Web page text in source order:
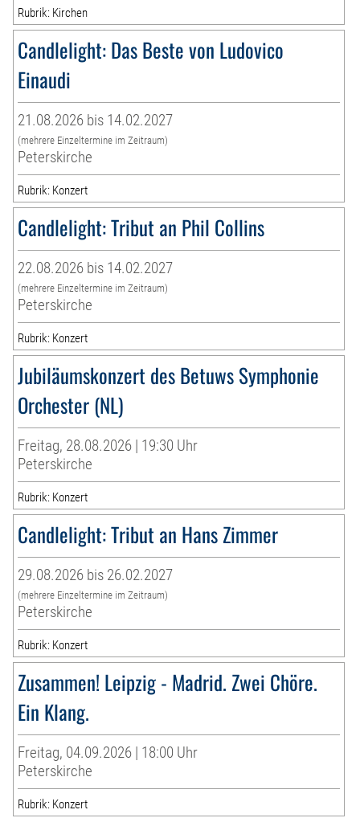
Rubrik: Kirchen
Candlelight: Das Beste von Ludovico
Einaudi
21.08.2026 bis 14.02.2027
(mehrere Einzeltermine im Zeitraum)
Peterskirche
Rubrik: Konzert
Candlelight: Tribut an Phil Collins
22.08.2026 bis 14.02.2027
(mehrere Einzeltermine im Zeitraum)
Peterskirche
Rubrik: Konzert
Jubiläumskonzert des Betuws Symphonie
Orchester (NL)
Freitag, 28.08.2026 | 19:30 Uhr
Peterskirche
Rubrik: Konzert
Candlelight: Tribut an Hans Zimmer
29.08.2026 bis 26.02.2027
(mehrere Einzeltermine im Zeitraum)
Peterskirche
Rubrik: Konzert
Zusammen! Leipzig - Madrid. Zwei Chöre.
Ein Klang.
Freitag, 04.09.2026 | 18:00 Uhr
Peterskirche
Rubrik: Konzert